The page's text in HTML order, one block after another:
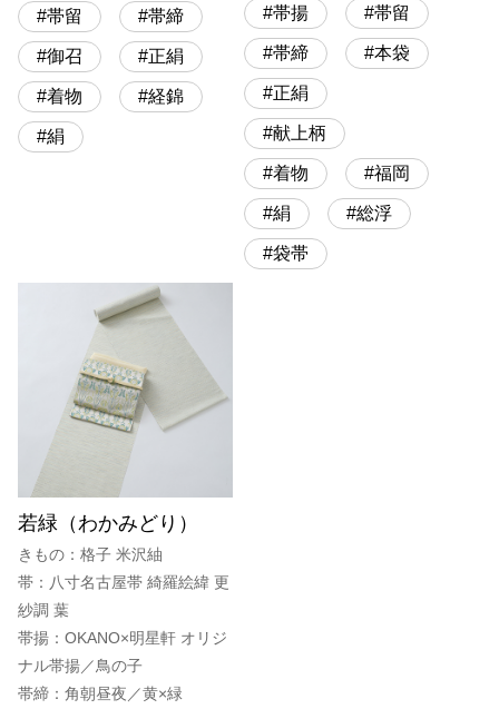
帯留 帯締
御召 正絹
着物 経錦
絹
帯揚 帯留
帯締 本袋
正絹
献上柄
着物 福岡
絹 総浮
袋帯
若緑（わかみどり）
きもの：格子 米沢紬
帯：八寸名古屋帯 綺羅絵緯 更
紗調 葉
帯揚：OKANO×明星軒 オリジ
ナル帯揚／鳥の子
帯締：角朝昼夜／黄×緑